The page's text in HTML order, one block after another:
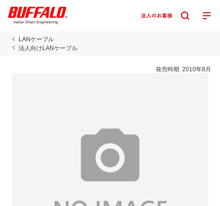
LANケーブル
法人向けLANケーブル
発売時期:2010年8月